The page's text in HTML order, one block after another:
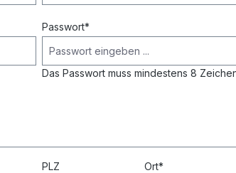
Passwort*
Das Passwort muss mindestens 8
PLZ Ort*